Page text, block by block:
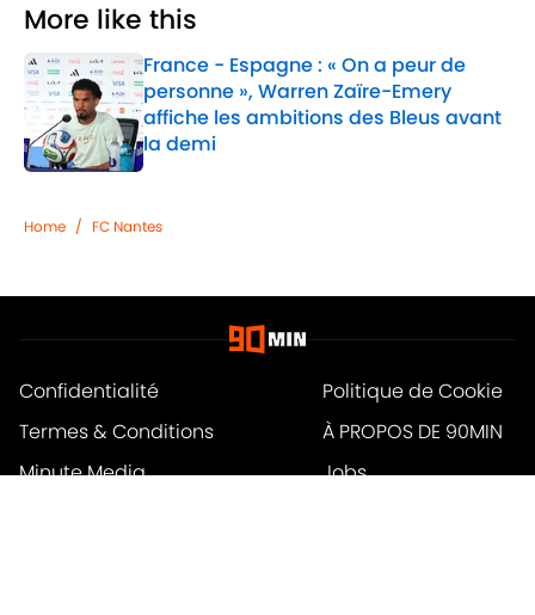
More like this
France - Espagne : « On a peur de
personne », Warren Zaïre-Emery
affiche les ambitions des Bleus avant
la demi
Published by on Invalid Date
Home / FC Nantes
Confidentialité
Politique de Cookie
Termes & Conditions
À PROPOS DE 90MIN
Minute Media
Jobs